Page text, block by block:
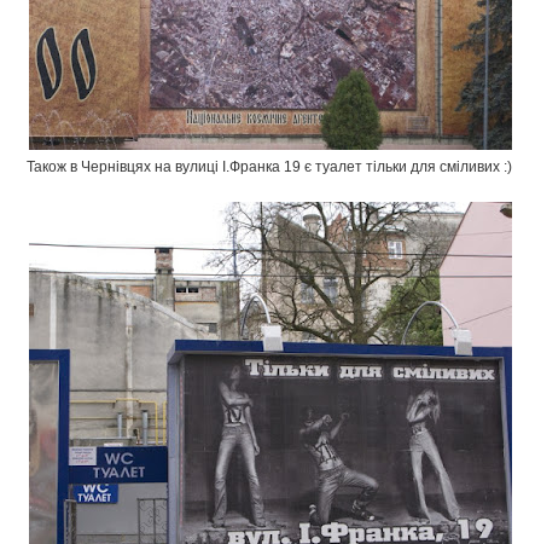
Також в Чернівцях на вулиці І.Франка 19 є туалет тільки для сміливих :)